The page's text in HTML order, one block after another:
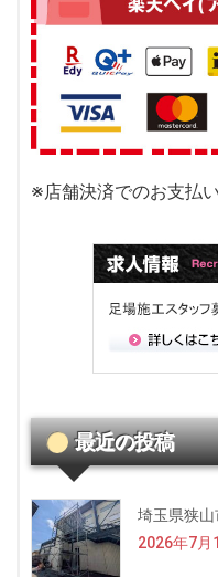
※店舗決済でのお支払
最近の投稿
埼玉県狭
2026年7月